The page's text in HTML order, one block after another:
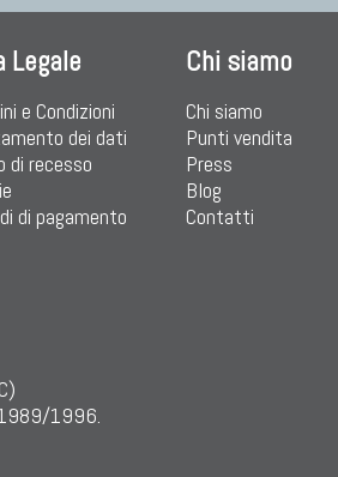
Legale
e Condizioni
dei dati
di recesso
di pagamento
Chi siamo
Chi siamo
Punti vendita
Press
Blog
Contatti
1996.